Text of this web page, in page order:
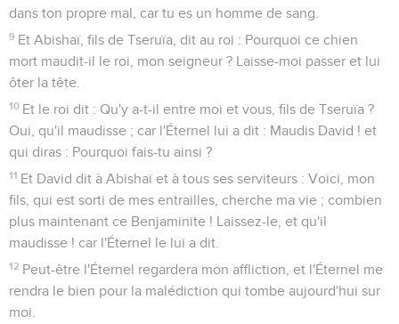
dans ton propre mal, car tu es un homme de sang.
9 Et Abishaï, fils de Tseruïa, dit au roi : Pourquoi ce chien
mort maudit-il le roi, mon seigneur ? Laisse-moi passer et lui
ôter la tête.
10 Et le roi dit : Qu'y a-t-il entre moi et vous, fils de Tseruïa ?
Oui, qu'il maudisse ; car l'Éternel lui a dit : Maudis David ! et
qui diras : Pourquoi fais-tu ainsi ?
11 Et David dit à Abishaï et à tous ses serviteurs : Voici, mon
fils, qui est sorti de mes entrailles, cherche ma vie ; combien
plus maintenant ce Benjaminite ! Laissez-le, et qu'il
maudisse ! car l'Éternel le lui a dit.
12 Peut-être l'Éternel regardera mon affliction, et l'Éternel me
rendra le bien pour la malédiction qui tombe aujourd'hui sur
moi.